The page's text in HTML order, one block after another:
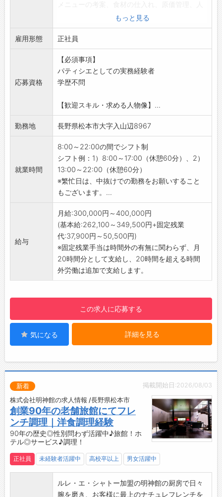
材教育等の業務にも携わっていただきます。
【業務内容】
・材料の準備、仕込み、調理、盛付、梱包等の
調理業務全般
・食材の仕入れ調達、在庫管理、原価管理
・新メニューの考案
■扉温泉明神館は八ヶ岳中信高原国定公園内に
旅館内にございます「ＳＡＬＯＮ１０５０」で
は、ケーキ、パフェ等の季節のスイーツの販売
のほか、季節によりデザートビュッフェを行っ
【歓迎するスキル・経験】
●パティシエとしての勤務の経験をお持ちの
方は歓迎いたします。
●正社員を目指す、アルバイト経験のみの方
も歓迎いたします。
●レストランやファミレスで調理経験がある
が、今後本格的に調理師として腕を磨いていき
たいという方も歓迎します。
【免許・資格】
●パティシエとしての勤務経験。
●調理師免許保持者優遇。
・性別問わず活躍している職場です♪
・平均年齢35歳程度です◎
・入社お祝い金5万円支給あり！
【設備その他】
・レンジ、冷蔵庫、給湯器完備
・無料駐車場完備（徒歩10分）
【寮完備】
・単身用の寮がございます。
※空き状況によります。
もっと見る
雇用形態 正社員
応募資格
【必須事項】
パティシエとしての実務経験者
学歴不問
【歓迎スキル・求める人物像】...
勤務地 長野県松本市大字入山辺8967
就業時間
8:00～22:00の間でシフト制
シフト例：1）8:00～17:00（休憩60分）、2）
13:00～22:00（休憩60分）
※繁忙日は、中抜けでの勤務をお願いすること
もございます。...
給与
月給:300,000円～400,000円
(基本給:262,100～349,500円+固定残業
代:37,900円～50,500円)
※固定残業手当は時間外の有無に関わらず、月
20時間分として支給し、20時間を超える時間
外労働は追加で支給します。
この求人に応募する
気になる 詳細を見る
掲載開始日:2026/08/03
新着
株式会社明神館の求人情報 /長野県松本市
創業90年の老舗旅館にてフレ
ンチ調理｜洋食調理経験
90年の歴史◎性別問わず活躍中♪旅館！ホ
テル◎サービス♪調理！
正社員 未経験者活躍中 高校卒以上 男女活躍中
ルレ・エ・シャトー加盟の明神館の厨房で日々
腕を磨き、お客様に最上のナチュレフレンチを